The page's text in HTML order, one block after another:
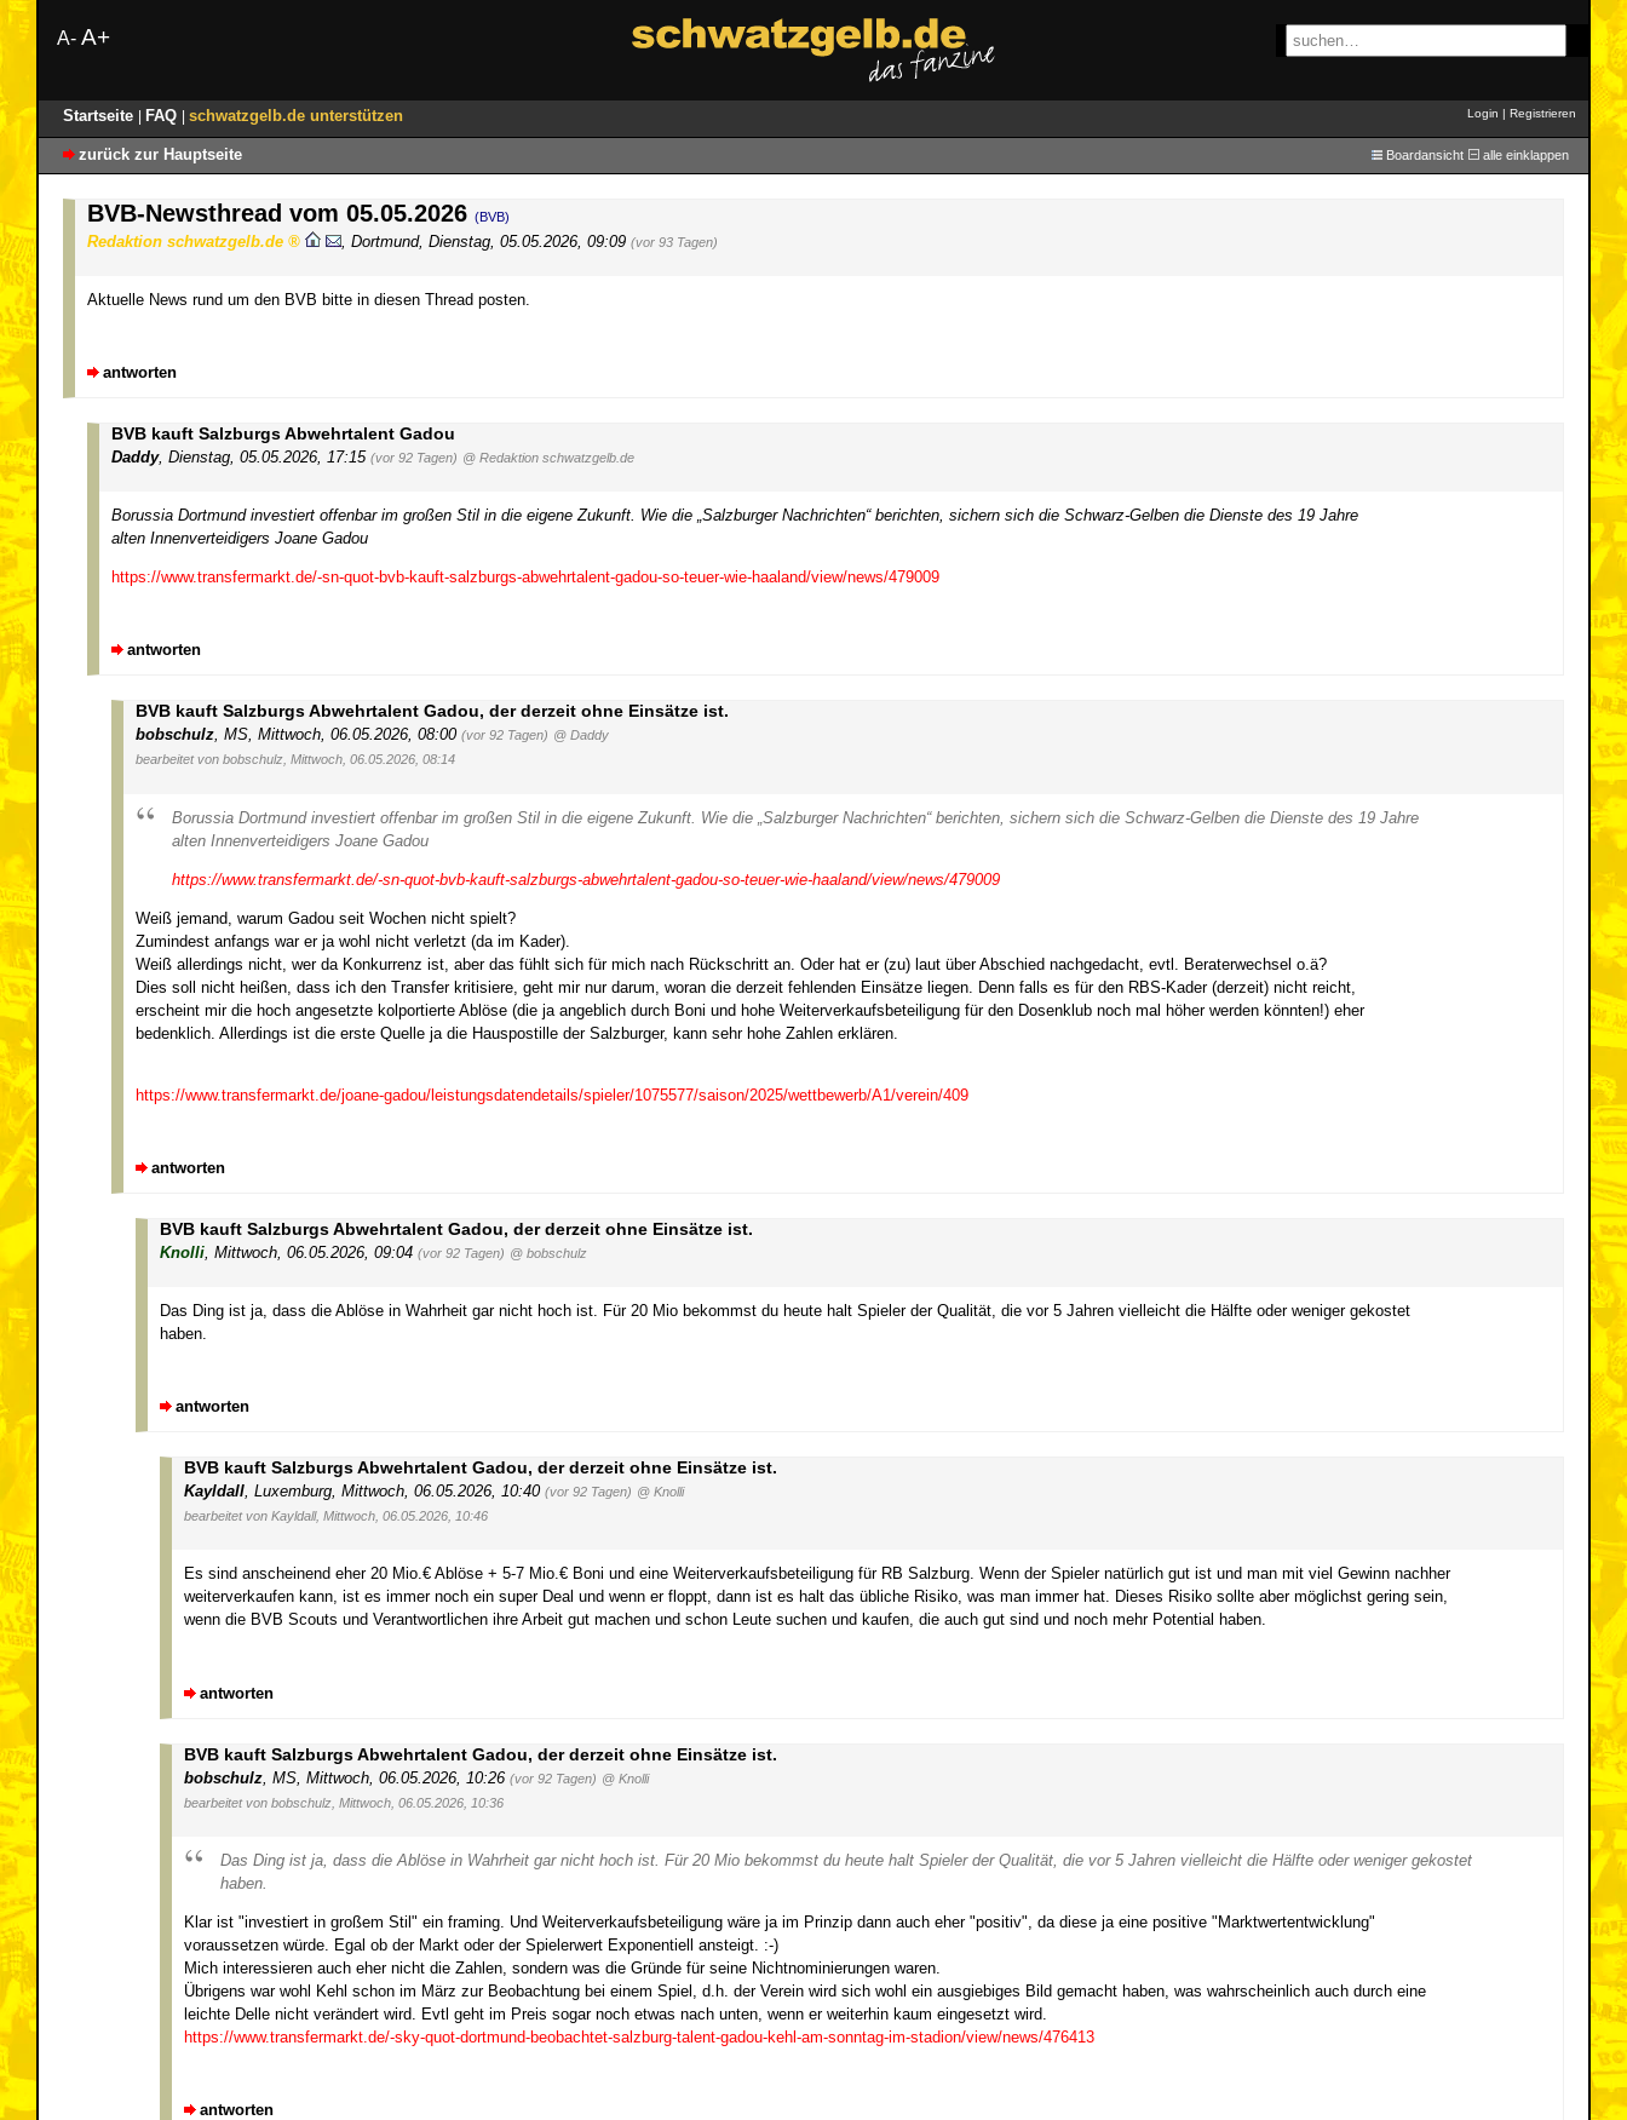
A- A+
Startseite FAQ schwatzgelb.de unterstützen Login | Registrieren
zurück zur Hauptseite Boardansicht alle einklappen
BVB-Newsthread vom 05.05.2026 (BVB)
Redaktion schwatzgelb.de Dortmund, Dienstag, 05.05.2026, 09:09 (vor 93 Tagen)
Aktuelle News rund um den BVB bitte in diesen Thread posten.
antworten
BVB kauft Salzburgs Abwehrtalent Gadou
Daddy, Dienstag, 05.05.2026, 17:15 (vor 92 Tagen) @ Redaktion schwatzgelb.de
Borussia Dortmund investiert offenbar im großen Stil in die eigene Zukunft. Wie die „Salzburger Nachrichten“ berichten, sichern sich die Schwarz-Gelben die Dienste des 19 Jahre
alten Innenverteidigers Joane Gadou
https://www.transfermarkt.de/-sn-quot-bvb-kauft-salzburgs-abwehrtalent-gadou-so-teuer-wie-haaland/view/news/479009
antworten
BVB kauft Salzburgs Abwehrtalent Gadou, der derzeit ohne Einsätze ist.
bobschulz, MS, Mittwoch, 06.05.2026, 08:00 (vor 92 Tagen) @ Daddy
bearbeitet von bobschulz, Mittwoch, 06.05.2026, 08:14
Borussia Dortmund investiert offenbar im großen Stil in die eigene Zukunft. Wie die „Salzburger Nachrichten“ berichten, sichern sich die Schwarz-Gelben die Dienste des 19 Jahre
alten Innenverteidigers Joane Gadou
https://www.transfermarkt.de/-sn-quot-bvb-kauft-salzburgs-abwehrtalent-gadou-so-teuer-wie-haaland/view/news/479009
Weiß jemand, warum Gadou seit Wochen nicht spielt?
Zumindest anfangs war er ja wohl nicht verletzt (da im Kader).
Weiß allerdings nicht, wer da Konkurrenz ist, aber das fühlt sich für mich nach Rückschritt an. Oder hat er (zu) laut über Abschied nachgedacht, evtl. Beraterwechsel o.ä?
Dies soll nicht heißen, dass ich den Transfer kritisiere, geht mir nur darum, woran die derzeit fehlenden Einsätze liegen. Denn falls es für den RBS-Kader (derzeit) nicht reicht,
erscheint mir die hoch angesetzte kolportierte Ablöse (die ja angeblich durch Boni und hohe Weiterverkaufsbeteiligung für den Dosenklub noch mal höher werden könnten!) eher
bedenklich. Allerdings ist die erste Quelle ja die Hauspostille der Salzburger, kann sehr hohe Zahlen erklären.
https://www.transfermarkt.de/joane-gadou/leistungsdatendetails/spieler/1075577/saison/2025/wettbewerb/A1/verein/409
antworten
BVB kauft Salzburgs Abwehrtalent Gadou, der derzeit ohne Einsätze ist.
Knolli, Mittwoch, 06.05.2026, 09:04 (vor 92 Tagen) @ bobschulz
Das Ding ist ja, dass die Ablöse in Wahrheit gar nicht hoch ist. Für 20 Mio bekommst du heute halt Spieler der Qualität, die vor 5 Jahren vielleicht die Hälfte oder weniger gekostet
haben.
antworten
BVB kauft Salzburgs Abwehrtalent Gadou, der derzeit ohne Einsätze ist.
Kayldall, Luxemburg, Mittwoch, 06.05.2026, 10:40 (vor 92 Tagen) @ Knolli
bearbeitet von Kayldall, Mittwoch, 06.05.2026, 10:46
Es sind anscheinend eher 20 Mio.€ Ablöse + 5-7 Mio.€ Boni und eine Weiterverkaufsbeteiligung für RB Salzburg. Wenn der Spieler natürlich gut ist und man mit viel Gewinn nachher
weiterverkaufen kann, ist es immer noch ein super Deal und wenn er floppt, dann ist es halt das übliche Risiko, was man immer hat. Dieses Risiko sollte aber möglichst gering sein,
wenn die BVB Scouts und Verantwortlichen ihre Arbeit gut machen und schon Leute suchen und kaufen, die auch gut sind und noch mehr Potential haben.
antworten
BVB kauft Salzburgs Abwehrtalent Gadou, der derzeit ohne Einsätze ist.
bobschulz MS Mittwoch, 06.05.2026, 10:26 (vor 92 Tagen) @ Knolli
bearbeitet von bobschulz, Mittwoch, 06.05.2026, 10:36
Das Ding ist ja, dass die Ablöse in Wahrheit gar nicht hoch ist. Für 20 Mio bekommst du heute halt Spieler der Qualität, die vor 5 Jahren vielleicht die Hälfte oder weniger gekostet
haben.
Klar ist "investiert in großem Stil" ein framing. Und Weiterverkaufsbeteiligung wäre ja im Prinzip dann auch eher "positiv", da diese ja eine positive "Marktwertentwicklung"
voraussetzen würde. Egal ob der Markt oder der Spielerwert Exponentiell ansteigt. :-)
Mich interessieren auch eher nicht die Zahlen, sondern was die Gründe für seine Nichtnominierungen waren.
Übrigens war wohl Kehl schon im März zur Beobachtung bei einem Spiel, d.h. der Verein wird sich wohl ein ausgiebiges Bild gemacht haben, was wahrscheinlich auch durch eine
leichte Delle nicht verändert wird. Evtl geht im Preis sogar noch etwas nach unten, wenn er weiterhin kaum eingesetzt wird.
https://www.transfermarkt.de/-sky-quot-dortmund-beobachtet-salzburg-talent-gadou-kehl-am-sonntag-im-stadion/view/news/476413
antworten